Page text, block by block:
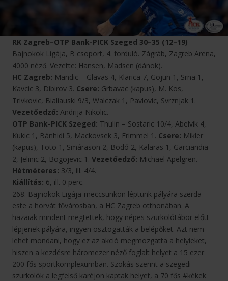
RK Zagreb–OTP Bank-PICK Szeged 30–35 (12–19)
Bajnokok Ligája, B csoport, 4. forduló. Zágráb, Zagreb Arena,
4000 néző. Vezette: Hansen, Madsen (dánok).
HC Zagreb: Mandic – Glavas 4, Klarica 7, Gojun 1, Srna 1,
Kavcic 3, Dibirov 3. Csere: Grbavac (kapus), M. Kos,
Trivkovic, Bialiauski 9/3, Walczak 1, Pavlovic, Svrznjak 1.
Vezetőedző: Andrija Nikolic.
OTP Bank-PICK Szeged: Thulin – Sostaric 10/4, Abelvik 4,
Kukic 1, Bánhidi 5, Mackovsek 3, Frimmel 1. Csere: Mikler
(kapus), Toto 1, Smárason 2, Bodó 2, Kalaras 1, Garciandia
2, Jelinic 2, Bogojevic 1. Vezetőedző: Michael Apelgren.
Hétméteres: 3/3, ill. 4/4.
Kiállítás: 6, ill. 0 perc.
268. Bajnokok Ligája-meccsünkön léptünk pályára szerda
este a horvát fővárosban, a HC Zagreb otthonában. A
hazaiak mindent megtettek, hogy népes szurkolótábor előtt
lépjenek pályára, ingyen osztogatták a belépőket. Azt nem
lehet mondani, hogy ez az akció megmozgatta a helyieket,
hiszen a kezdésre háromezer néző foglalt helyet a 15 ezer
200 fős sportkomplexumban. Szokás szerint a szegedi
szurkolók a legfelső karéjon kaptak helyet, a 70 fős #kékek